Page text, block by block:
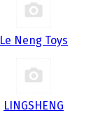
Le Neng Toys
LINGSHENG